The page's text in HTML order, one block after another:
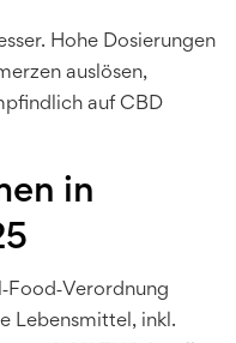
Hohe Dosierungen
auslösen,
auf CBD
in
Lebensmittel, inkl.